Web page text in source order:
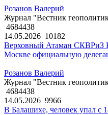
Розанов Валерий
Журнал "Вестник
4684438
14.05.2026 10182
Верховный Атаман СКВРиЗ
Москве официальную
Розанов Валерий
Журнал "Вестник
4684438
14.05.2026 9966
В Балашихе, человек упал с